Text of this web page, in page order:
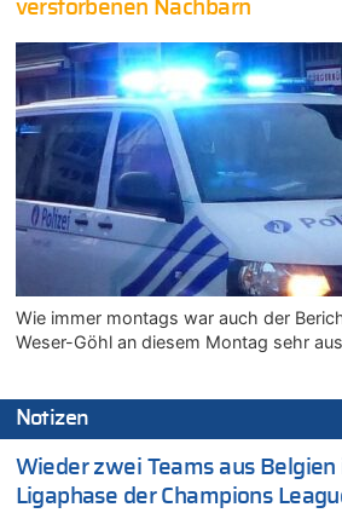
verstorbenen Nachbarn
Wie immer montags war auch der
Weser-Göhl an diesem Montag sehr
Notizen
Wieder zwei Teams aus Belgien
Ligaphase der Champions